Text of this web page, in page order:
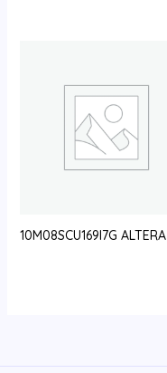
10M08SCU169I7G ALTERA